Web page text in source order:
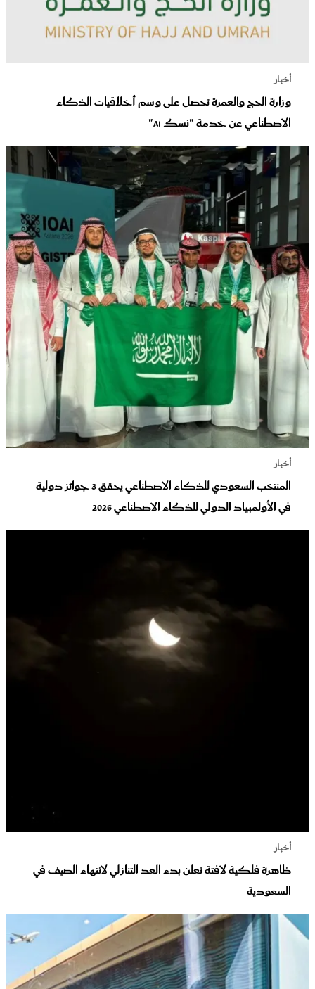
أخبار
وزارة الحج والعمرة تحصل على وسم أخلاقيات الذكاء
الاصطناعي عن خدمة "نسك AI"
أخبار
المنتخب السعودي للذكاء الاصطناعي يحقق 3 جوائز دولية
في الأولمبياد الدولي للذكاء الاصطناعي 2026
أخبار
ظاهرة فلكية لافتة تعلن بدء العد التنازلي لانتهاء الصيف في
السعودية